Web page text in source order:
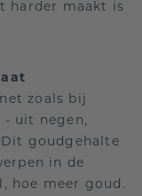
harder maakt is
zoals bij
uit negen,
goudgehalte
in de
hoe meer goud.